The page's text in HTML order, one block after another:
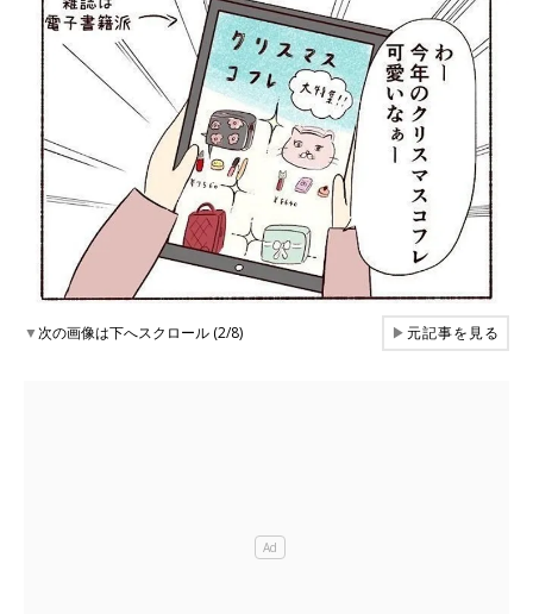
▼次の画像は下へスクロール (2/8) ▶元記事を見る